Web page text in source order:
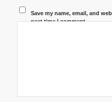
Save my name, email, and
next time I comment.